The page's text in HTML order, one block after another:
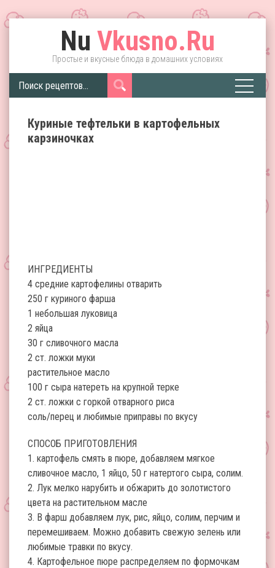
Nu Vkusno.Ru
Простые и вкусные блюда в домашних условиях
Куриные тефтельки в картофельных
карзиночках
ИНГРЕДИЕНТЫ
4 средние картофелины отварить
250 г куриного фарша
1 небольшая луковица
2 яйца
30 г сливочного масла
2 ст. ложки муки
растительное масло
100 г сыра натереть на крупной терке
2 ст. ложки с горкой отварного риса
соль/перец и любимые приправы по вкусу
СПОСОБ ПРИГОТОВЛЕНИЯ
1. картофель смять в пюре, добавляем мягкое
сливочное масло, 1 яйцо, 50 г натертого сыра, солим.
2. Лук мелко нарубить и обжарить до золотистого
цвета на растительном масле
3. В фарш добавляем лук, рис, яйцо, солим, перчим и
перемешиваем. Можно добавить свежую зелень или
любимые травки по вкусу.
4. Картофельное пюре распределяем по формочкам